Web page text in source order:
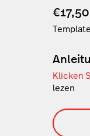
Klicken
lezen